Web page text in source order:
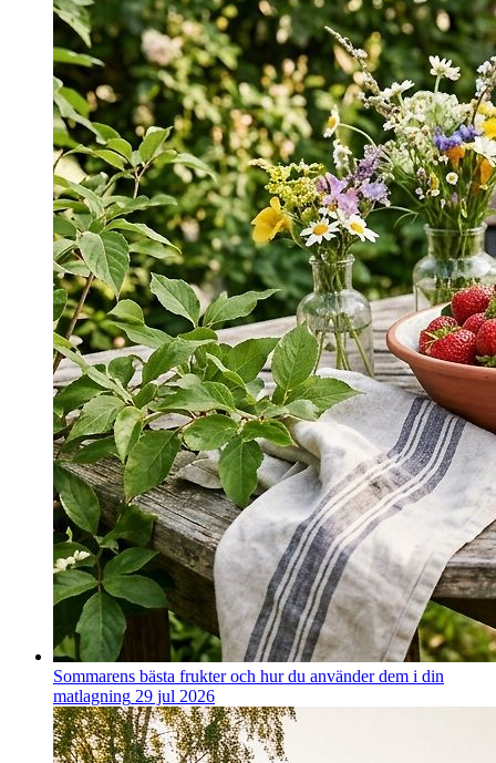
Sommarens bästa frukter och hur du använder dem i din
matlagning 29 jul 2026